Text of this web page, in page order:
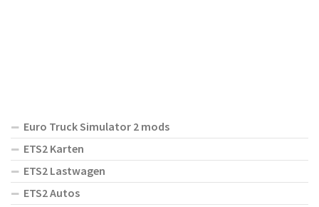
Euro Truck Simulator 2 mods
ETS2 Karten
ETS2 Lastwagen
ETS2 Autos